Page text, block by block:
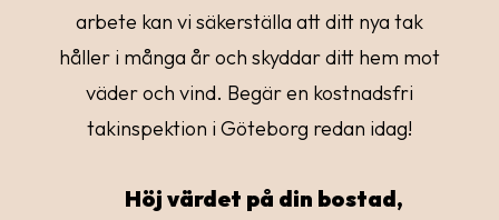
arbete kan vi säkerställa att ditt nya tak
håller i många år och skyddar ditt hem mot
väder och vind. Begär en kostnadsfri
takinspektion i Göteborg redan idag!
Höj värdet på din bostad,